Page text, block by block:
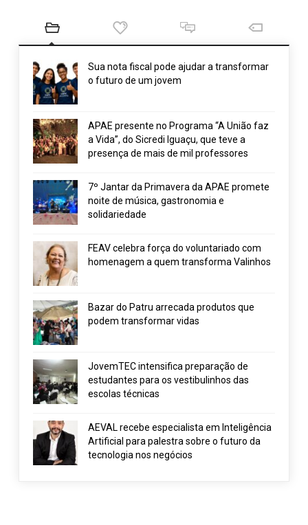
Sua nota fiscal pode ajudar a transformar
o futuro de um jovem
APAE presente no Programa “A União faz
a Vida”, do Sicredi Iguaçu, que teve a
presença de mais de mil professores
7º Jantar da Primavera da APAE promete
noite de música, gastronomia e
solidariedade
FEAV celebra força do voluntariado com
homenagem a quem transforma Valinhos
Bazar do Patru arrecada produtos que
podem transformar vidas
JovemTEC intensifica preparação de
estudantes para os vestibulinhos das
escolas técnicas
AEVAL recebe especialista em Inteligência
Artificial para palestra sobre o futuro da
tecnologia nos negócios